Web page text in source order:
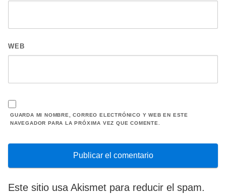
WEB
GUARDA MI NOMBRE, CORREO ELECTRÓNICO Y WEB EN ESTE
NAVEGADOR PARA LA PRÓXIMA VEZ QUE COMENTE.
Este sitio usa Akismet para reducir el spam.